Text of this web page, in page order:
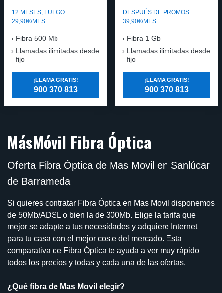
12 MESES, LUEGO
29,90€/MES
Fibra 500 Mb
Llamadas ilimitadas desde
fijo
¡LLAMA GRATIS!
900 370 813
DESPUÉS DE PROMOS:
39,90€/MES
Fibra 1 Gb
Llamadas ilimitadas desde
fijo
¡LLAMA GRATIS!
900 370 813
MásMóvil Fibra Óptica
Oferta Fibra Óptica de Mas Movil en Sanlúcar
de Barrameda
Si quieres contratar Fibra Óptica en Mas Movil disponemos
de 50Mb/ADSL o bien la de 300Mb. Elige la tarifa que
mejor se adapte a tus necesidades y adquiere Internet
para tu casa con el mejor coste del mercado. Esta
comparativa de Fibra Óptica te ayuda a ver muy rápido
todos los precios y todas y cada una de las ofertas.
¿Qué fibra de Mas Movil elegir?